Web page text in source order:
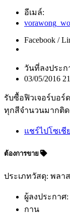
อีเมล์:
Facebook /
วันที่ลงประก
03/05/2016
รับซื้อฟิวเจอร์บอร์
ทุกสีจำนวนมากติดต่
แชร์ไปโซเชี
ต้องการขาย
ประเภทวัสดุ: พลา
ผู้ลงประกาศ:
กาน